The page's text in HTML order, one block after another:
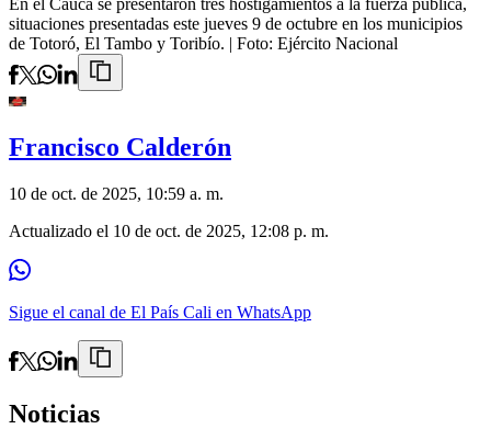
En el Cauca se presentaron tres hostigamientos a la fuerza pública,
situaciones presentadas este jueves 9 de octubre en los municipios
de Totoró, El Tambo y Toribío. | Foto: Ejército Nacional
Francisco Calderón
10 de oct. de 2025, 10:59 a. m.
Actualizado el 10 de oct. de 2025, 12:08 p. m.
Sigue el canal de El País Cali en WhatsApp
Noticias